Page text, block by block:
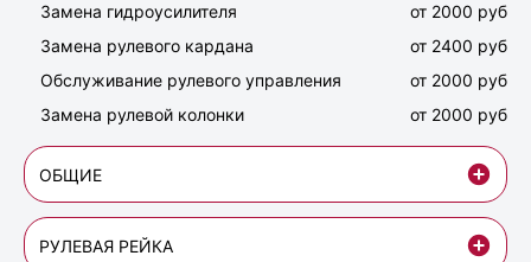
Замена гидроусилителя
от 2000 руб
Замена рулевого кардана
от 2400 руб
Обслуживание рулевого управления
от 2000 руб
Замена рулевой колонки
от 2000 руб
ОБЩИЕ
РУЛЕВАЯ РЕЙКА